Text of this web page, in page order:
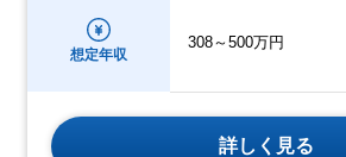
想定年収
308～500万円
詳しく見る